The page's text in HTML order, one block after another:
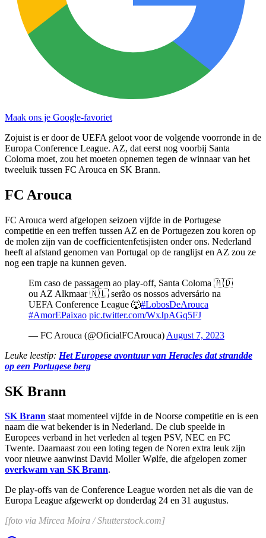
Maak ons je Google-favoriet
Zojuist is er door de UEFA geloot voor de volgende voorronde in de
Europa Conference League. AZ, dat eerst nog voorbij Santa
Coloma moet, zou het moeten opnemen tegen de winnaar van het
tweeluik tussen FC Arouca en SK Brann.
FC Arouca
FC Arouca werd afgelopen seizoen vijfde in de Portugese
competitie en een treffen tussen AZ en de Portugezen zou koren op
de molen zijn van de coefficientenfetisjisten onder ons. Nederland
heeft al afstand genomen van Portugal op de ranglijst en AZ zou ze
nog een trapje na kunnen geven.
Em caso de passagem ao play-off, Santa Coloma 🇦🇩
ou AZ Alkmaar 🇳🇱 serão os nossos adversário na
UEFA Conference League 🐺#LobosDeArouca
#AmorEPaixao pic.twitter.com/WxJpAGq5FJ
— FC Arouca (@OficialFCArouca) August 7, 2023
Leuke leestip: Het Europese avontuur van Heracles dat strandde
op een Portugese berg
SK Brann
SK Brann staat momenteel vijfde in de Noorse competitie en is een
naam die wat bekender is in Nederland. De club speelde in
Europees verband in het verleden al tegen PSV, NEC en FC
Twente. Daarnaast zou een loting tegen de Noren extra leuk zijn
voor nieuwe aanwinst David Moller Wølfe, die afgelopen zomer
overkwam van SK Brann.
De play-offs van de Conference League worden net als die van de
Europa League afgewerkt op donderdag 24 en 31 augustus.
[foto via Mircea Moira / Shutterstock.com]